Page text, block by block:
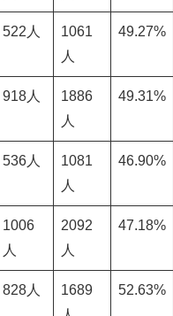
522人
1061
人
49.27%
918人
1886
人
49.31%
536人
1081
人
46.90%
1006
人
2092
人
47.18%
828人
1689
52.63%